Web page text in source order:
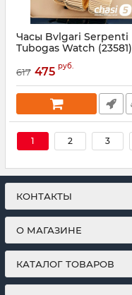
Часы Bvlgari Serpenti
Tubogas Watch (23581)
23581
617 475 руб.
1 2 3
КОНТАКТЫ
О МАГАЗИНЕ
КАТАЛОГ ТОВАРОВ